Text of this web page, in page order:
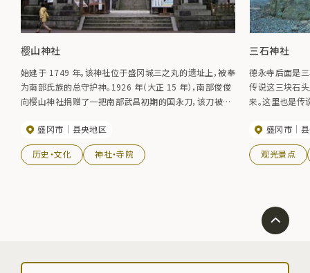
樱山神社
始建于 1749 年。该神社位于盛冈城三之丸的遗址上，被奉
为南部氏族的总守护神。1926 年（大正 15 年），南部俊俊
向樱山神社捐赠了一把南部武昌初期的国永刀，该刀被指
祭祀活动包括武士游行和传统技艺献纳。
盛冈市 县央地区
历史・文化 神社・寺院
三石神社
德永寺后面是
传说这三块石
来。这里也是传
盛冈市
观光景点